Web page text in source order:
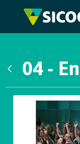
Pular para o
04 -
Galeria de Mídias